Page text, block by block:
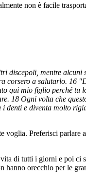
non è facile
discepoli, mentre alcuni
corsero a salutarlo. 16
qui mio figlio perché tu
18 Ogni volta che
denti e diventa molto
voglia. Preferisci parlare
di tutti i giorni e poi ci
hanno orecchio per le